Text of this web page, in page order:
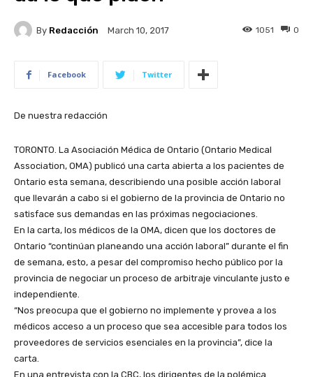
By Redacción March 10, 2017 0
1051
Facebook Twitter
De nuestra redacción
TORONTO. La Asociación Médica de Ontario (Ontario Medical
Association, OMA) publicó una carta abierta a los pacientes de
Ontario esta semana, describiendo una posible acción laboral
que llevarán a cabo si el gobierno de la provincia de Ontario no
satisface sus demandas en las próximas negociaciones.
En la carta, los médicos de la OMA, dicen que los doctores de
Ontario “continúan planeando una acción laboral” durante el fin
de semana, esto, a pesar del compromiso hecho público por la
provincia de negociar un proceso de arbitraje vinculante justo e
independiente.
“Nos preocupa que el gobierno no implemente y provea a los
médicos acceso a un proceso que sea accesible para todos los
proveedores de servicios esenciales en la provincia”, dice la
carta.
En una entrevista con la CBC, los dirigentes de la polémica